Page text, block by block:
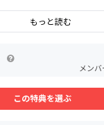
し上がりください。
ちくさ屋(大分県臼杵
ッズの内容はチョイ
す東京」の東京の森
れ」のお漬物など大分
木市の（栽培期間中
もっと読む
メン
この特典を選ぶ